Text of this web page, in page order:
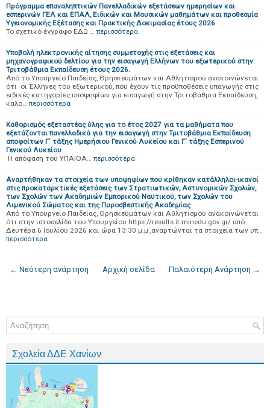
Πρόγραμμα επαναληπτικών Πανελλαδικών εξετάσεων ημερησίων και
εσπερινών ΓΕΛ και ΕΠΑΛ, Ειδικών και Μουσικών μαθημάτων και προθεσμία
Υγειονομικής Εξέτασης και Πρακτικής Δοκιμασίας έτους 2026
Το σχετικό έγγραφο ΕΔΩ … περισσότερα
Υποβολή ηλεκτρονικής αίτησης συμμετοχής στις εξετάσεις και
μηχανογραφικού δελτίου για την εισαγωγή Ελλήνων του εξωτερικού στην
Τριτοβάθμια Εκπαίδευση έτους 2026.
Από το Υπουργείο Παιδείας, Θρησκευμάτων και Αθλητισμού ανακοινώνεται
ότι οι Έλληνες του εξωτερικού, που έχουν τις προϋποθέσεις υπαγωγής στις
ειδικές κατηγορίες υποψηφίων για εισαγωγή στην Τριτοβάθμια Εκπαίδευση,
καλο… περισσότερα
Καθορισμός εξεταστέας ύλης για το έτος 2027 για τα μαθήματα που
εξετάζονται πανελλαδικά για την εισαγωγή στην Τριτοβάθμια Εκπαίδευση
αποφοίτων Γ΄ τάξης Ημερήσιου Γενικού Λυκείου και Γ΄ τάξης Εσπερινού
Γενικού Λυκείου
Η απόφαση του ΥΠΑΙΘΑ… περισσότερα
Αναρτήθηκαν τα στοιχεία των υποψηφίων που κρίθηκαν κατάλληλοι-ικανοί
στις προκαταρκτικές εξετάσεις των Στρατιωτικών, Αστυνομικών Σχολών,
των Σχολών των Ακαδημιών Εμπορικού Ναυτικού, των Σχολών του
Λιμενικού Σώματος και της Πυροσβεστικής Ακαδημίας
Από το Υπουργείο Παιδείας, Θρησκευμάτων και Αθλητισμού ανακοινώνεται
ότι στην ιστοσελίδα του Υπουργείου https://results.it.minedu.gov.gr/ από
Δευτέρα 6 Ιουλίου 2026 και ώρα 13:30 μ.μ.,αναρτώνται τα στοιχεία των υπ…
περισσότερα
← Νεότερη ανάρτηση Παλαιότερη Ανάρτηση →
Αρχική σελίδα
Σχολεία ΔΔΕ Χανίων